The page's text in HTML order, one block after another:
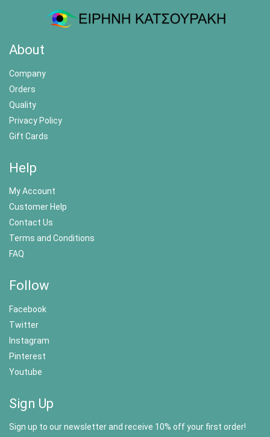
About
Company
Orders
Quality
Privacy Policy
Gift Cards
Help
My Account
Customer Help
Contact Us
Terms and Conditions
FAQ
Follow
Facebook
Twitter
Instagram
Pinterest
Youtube
Sign Up
Sign up to our newsletter and receive 10% off your first order!